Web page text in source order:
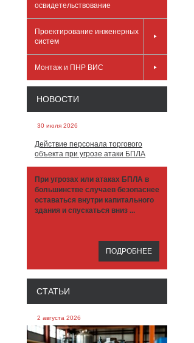
освидетельствование
Проектирование инженерных
систем
Монтаж и ПНР ВИС
НОВОСТИ
30 июля 2026
Действие персонала торгового
объекта при угрозе атаки БПЛА
При угрозах или атаках БПЛА в
большинстве случаев безопаснее
оставаться внутри капитального
здания и спускаться вниз ...
ПОДРОБНЕЕ
СТАТЬИ
2 августа 2026